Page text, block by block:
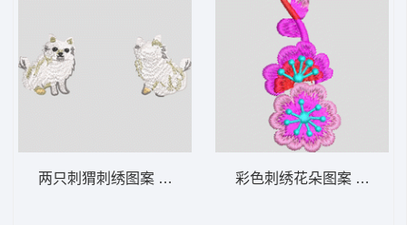
两只刺猬刺绣图案 猫鱼 彩色刺绣花朵图案 简单花